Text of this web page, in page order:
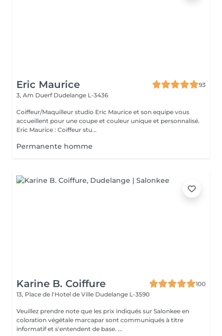
Eric Maurice
93
3, Am Duerf Dudelange L-3436
Coiffeur/Maquilleur studio Eric Maurice et son equipe vous
accueillent pour une coupe et couleur unique et personnalisé.
Eric Maurice : Coiffeur stu...
Permanente homme
Karine B. Coiffure
100
13, Place de l'Hotel de Ville Dudelange L-3590
Veuillez prendre note que les prix indiqués sur Salonkee en
coloration végétale marcapar sont communiqués à titre
informatif et s'entendent de base. ...